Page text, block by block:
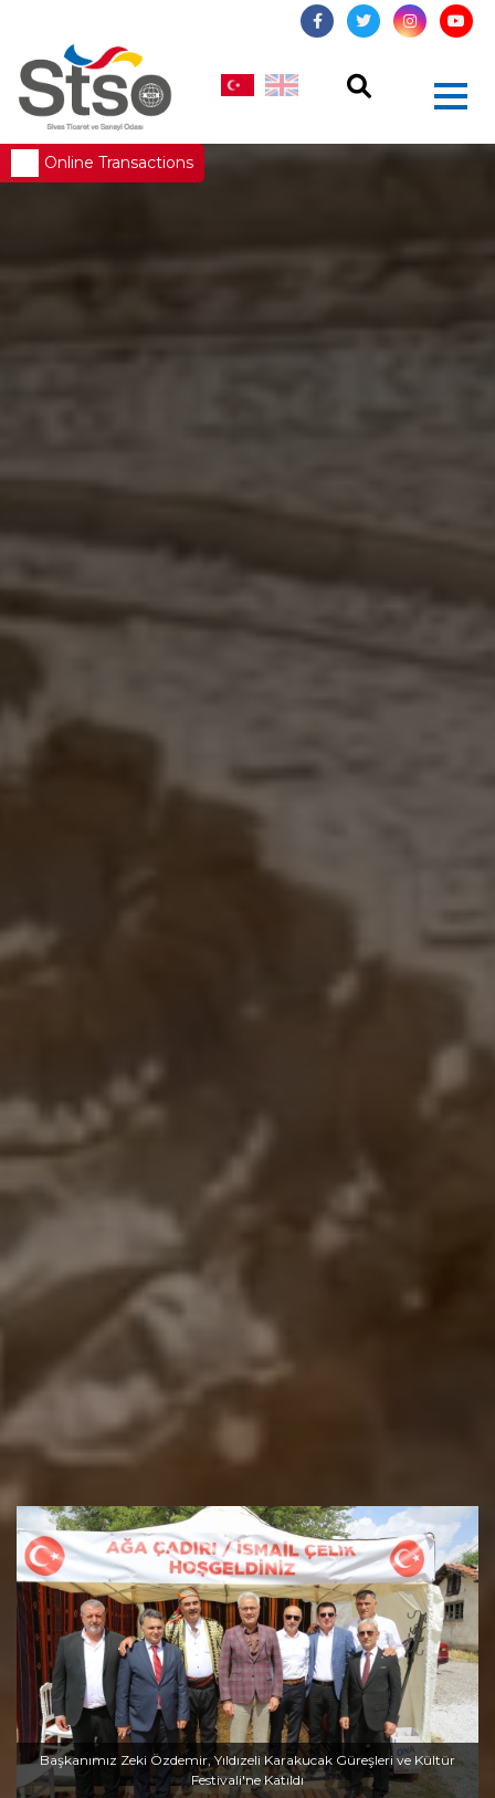
Online Transactions
Başkanımız Zeki Özdemir, Yıldızeli Karakucak Güreşleri ve Kültür
Festivali'ne Katıldı